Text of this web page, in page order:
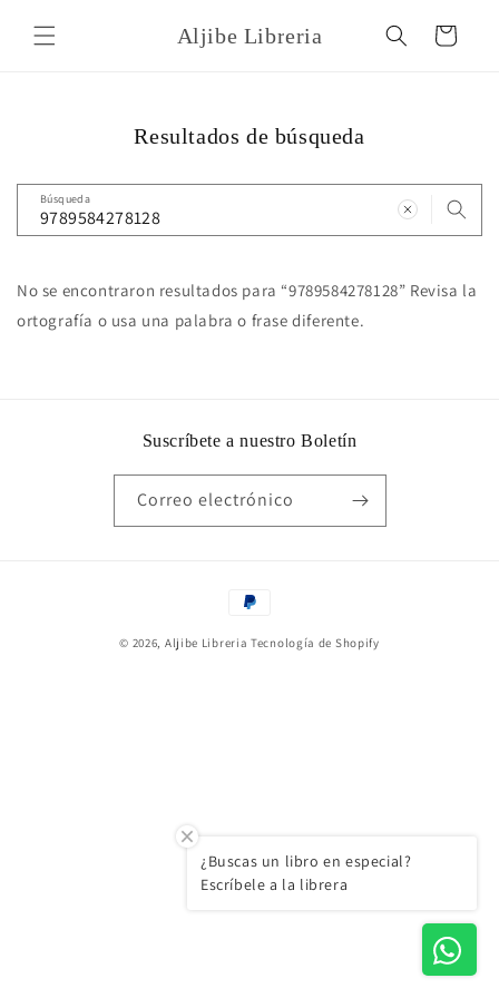
directamente
al contenido
Aljibe Libreria Carrito
Resultados de búsqueda
Búsqueda
No se encontraron resultados para “9789584278128” Revisa la
ortografía o usa una palabra o frase diferente.
Suscríbete a nuestro Boletín
Correo electrónico
Formas
pago
© 2026, Aljibe Libreria Tecnología de Shopify
¿Buscas un libro en especial?
Escríbele a la librera